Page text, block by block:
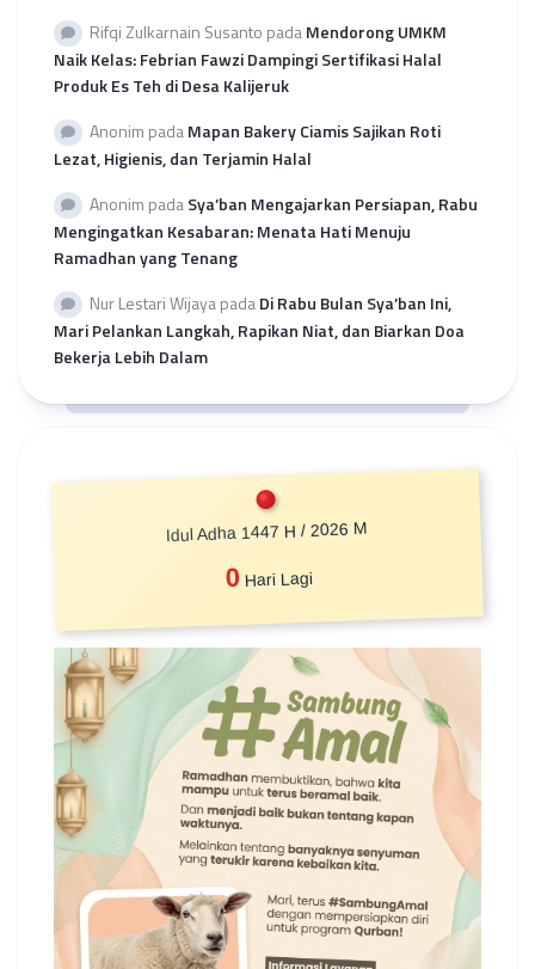
Rifqi Zulkarnain Susanto padaMendorong UMKM
Naik Kelas: Febrian Fawzi Dampingi Sertifikasi Halal
Produk Es Teh di Desa Kalijeruk
Anonim padaMapan Bakery Ciamis Sajikan Roti
Lezat, Higienis, dan Terjamin Halal
Anonim padaSya’ban Mengajarkan Persiapan, Rabu
Mengingatkan Kesabaran: Menata Hati Menuju
Ramadhan yang Tenang
Nur Lestari WijayapadaDi Rabu Bulan Sya’ban Ini,
Mari Pelankan Langkah, Rapikan Niat, dan Biarkan Doa
Bekerja Lebih Dalam
Idul Adha 1447 H / 2026 M
0 Hari Lagi